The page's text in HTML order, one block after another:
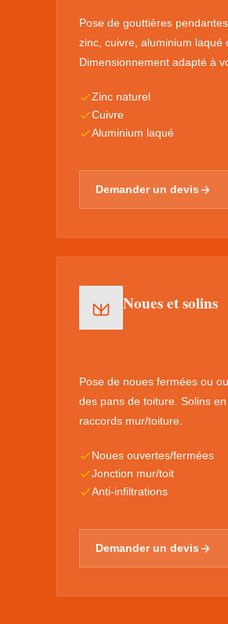
Pose de gouttières
zinc, cuivre, aluminium laqué
Dimensionnement adapté à
Zinc naturel
Cuivre
Aluminium laqué
Demander un devis
Noues et solins
Pose de noues fermées ou
des pans de toiture. Solins
raccords mur/toiture.
Noues ouvertes/fermées
Jonction mur/toit
Anti-infiltrations
Demander un devis